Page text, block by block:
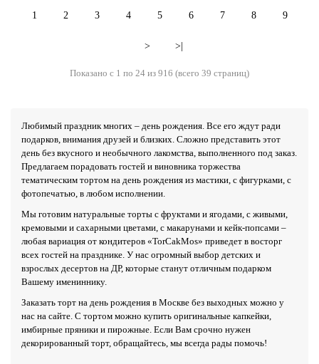
1 2 3 4 5 6 7 8 9
> >|
Показано с 1 по 24 из 916 (всего 39 страниц)
Любимый праздник многих – день рождения. Все его ждут ради
подарков, внимания друзей и близких. Сложно представить этот
день без вкусного и необычного лакомства, выполненного под заказ.
Предлагаем порадовать гостей и виновника торжества
тематическим тортом на день рождения из мастики, с фигурками, с
фотопечатью, в любом исполнении.
Мы готовим натуральные торты с фруктами и ягодами, с живыми,
кремовыми и сахарными цветами, с макарунами и кейк-попсами –
любая вариация от кондитеров «TorCakMos» приведет в восторг
всех гостей на празднике. У нас огромный выбор детских и
взрослых десертов на ДР, которые станут отличным подарком
Вашему имениннику.
Заказать торт на день рождения в Москве без выходных можно у
нас на сайте. С тортом можно купить оригинальные капкейки,
имбирные пряники и пирожные. Если Вам срочно нужен
декорированный торт, обращайтесь, мы всегда рады помочь!